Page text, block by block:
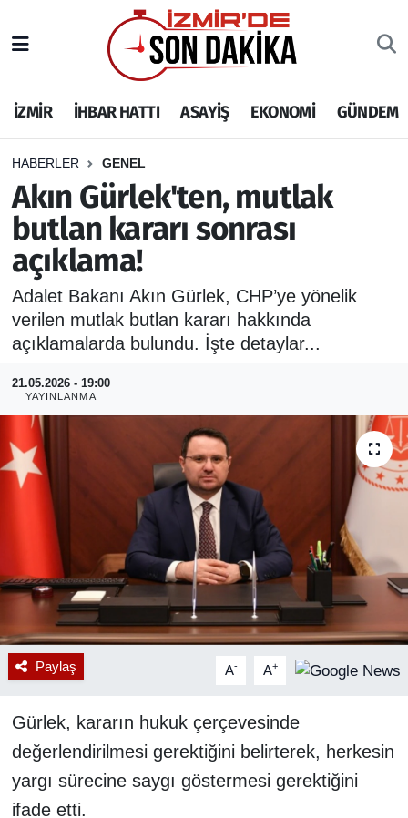
İZMİR İHBAR HATTI ASAYİŞ EKONOMİ GÜNDEM
HABERLER GENEL
Akın Gürlek'ten, mutlak
butlan kararı sonrası
açıklama!
Adalet Bakanı Akın Gürlek, CHP’ye yönelik
verilen mutlak butlan kararı hakkında
açıklamalarda bulundu. İşte detaylar...
21.05.2026 - 19:00
YAYINLANMA
Paylaş A- A+
Gürlek, kararın hukuk çerçevesinde
değerlendirilmesi gerektiğini belirterek, herkesin
yargı sürecine saygı göstermesi gerektiğini
ifade etti.
İHBAR HATTI
DEPREM
GENEL
EKONOMİ
SİYASET
SPOR
ASAYİŞ
İzmir Nöbetçi Eczaneler
İzmir Hava Durumu
İzmir Namaz Vakitleri
İzmir Trafik Yoğunluk Haritası
Puan Durumu ve Fikstür
Tüm Manşetler
Son Dakika Haberleri
Haber Arşivi